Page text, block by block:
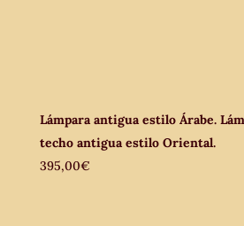
Lámpara antigua estilo Árabe.
techo antigua estilo Oriental.
395,00€